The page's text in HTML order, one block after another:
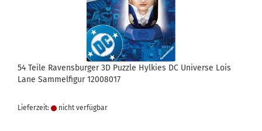
54 Teile Ravensburger 3D Puzzle Hylkies DC Universe Lois
Lane Sammelfigur 12008017
Lieferzeit: nicht verfügbar